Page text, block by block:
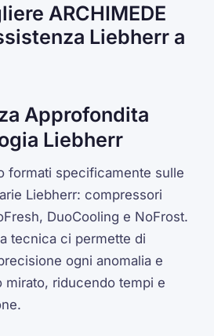
ARCHIMEDE
Liebherr a
Approfondita
Liebherr
formati specificamente sulle
Liebherr: compressori
DuoCooling e NoFrost.
tecnica ci permette di
ogni anomalia e
mirato, riducendo tempi e